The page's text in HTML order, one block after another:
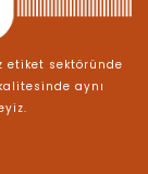
etiket sektöründe
aynı